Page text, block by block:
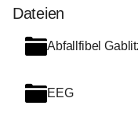
Dateien
Abfallfibel
EEG